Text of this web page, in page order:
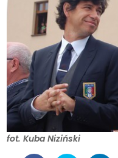
fot. Kuba Niziński